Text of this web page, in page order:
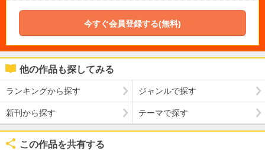
今すぐ会員登録する(無料)
他の作品も探してみる
ランキングから探す ジャンルで探す
新刊から探す テーマで探す
この作品を共有する